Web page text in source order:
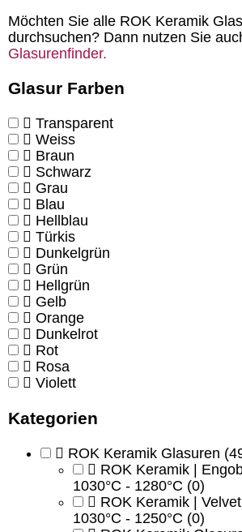
Möchten Sie alle ROK Keramik
durchsuchen? Dann nutzen Sie
Glasurenfinder.
Glasur Farben
Transparent
Weiss
Braun
Schwarz
Grau
Blau
Hellblau
Türkis
Dunkelgrün
Grün
Hellgrün
Gelb
Orange
Dunkelrot
Rot
Rosa
Violett
Kategorien
ROK Keramik Glasuren
ROK Keramik |
1030°C - 1280°C (0)
ROK Keramik |
1030°C - 1250°C (0)